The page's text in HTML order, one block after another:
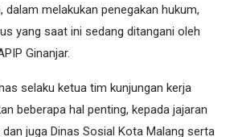
dalam melakukan penegakan hukum,
yang saat ini sedang ditangani oleh
Ginanjar.
selaku ketua tim kunjungan kerja
beberapa hal penting, kepada jajaran
juga Dinas Sosial Kota Malang serta